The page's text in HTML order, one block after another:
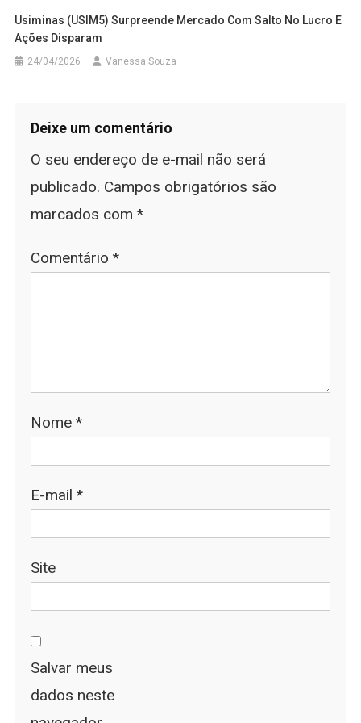
Usiminas (USIM5) Surpreende Mercado Com Salto No Lucro E
Ações Disparam
24/04/2026 Vanessa Souza
Deixe um comentário
O seu endereço de e-mail não será
publicado. Campos obrigatórios são
marcados com *
Comentário *
Nome *
E-mail *
Site
Salvar meus
dados neste